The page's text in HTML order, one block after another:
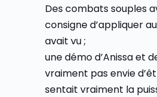
Des combats souples
consigne d’appliquer
avait vu ;
une démo d’Anissa et
vraiment pas envie
sentait vraiment la